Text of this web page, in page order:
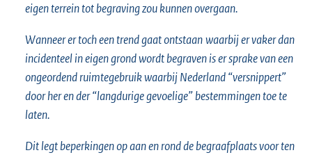
eigen terrein tot begraving zou kunnen overgaan.
Wanneer ertoch een trendgaat ontstaanwaarbij er vaker dan
incidenteel in eigen grond wordt begraven is er sprake van een
ongeordend ruimtegebruik waarbij Nederland “versnippert”
door her en der “langdurige gevoelige” bestemmingen toe te
laten.
Dit legt beperkingen op aan en rond de begraafplaats voor ten